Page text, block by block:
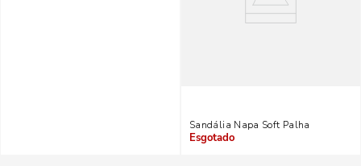
Sandália Napa Soft Palha
Indisponível